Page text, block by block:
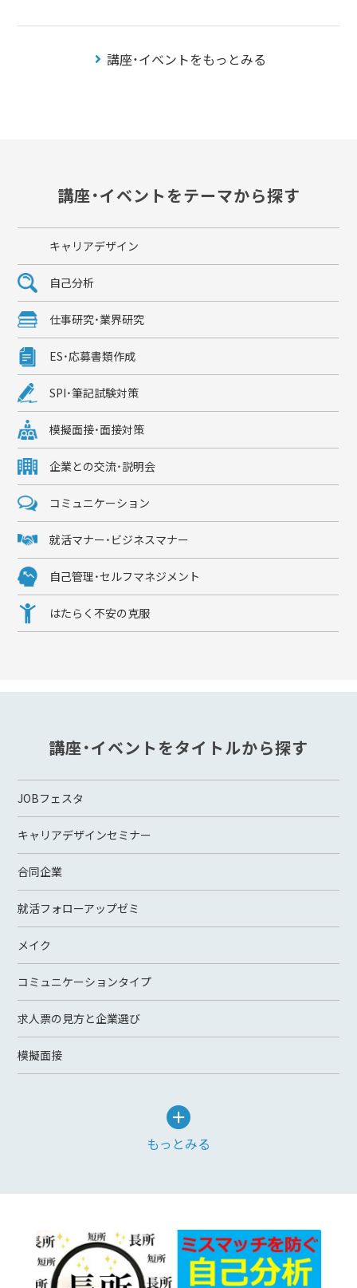
講座・イベントをもっとみる
講座・イベントをテーマから探す
キャリアデザイン
自己分析
仕事研究・業界研究
ES・応募書類作成
SPI・筆記試験対策
模擬面接・面接対策
企業との交流・説明会
コミュニケーション
就活マナー・ビジネスマナー
自己管理・セルフマネジメント
はたらく不安の克服
講座・イベントをタイトルから探す
JOBフェスタ
キャリアデザインセミナー
合同企業
就活フォローアップゼミ
メイク
コミュニケーションタイプ
求人票の見方と企業選び
模擬面接
もっとみる